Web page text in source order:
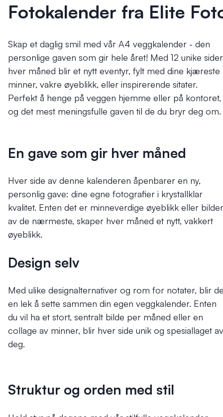
Fotokalender fra Elite
Skap et daglig smil med vår A4 veggkalender - den
personlige gaven som gir hele året! Med 12 unike
hver måned blir et nytt eventyr, fylt med dine kjæreste
minner, vakre øyeblikk, eller inspirerende sitater.
Perfekt å henge på veggen hjemme eller på kontoret,
og det mest meningsfulle gaven til de du bryr deg om.
En gave som gir hver måned
Hver side av denne kalenderen åpenbarer en ny,
personlig gave: dine egne fotografier i krystallklar
kvalitet. Enten det er minneverdige øyeblikk eller bilder
av de nærmeste, skaper hver måned et nytt, vakkert
øyeblikk.
Design selv
Med ulike designalternativer og rom for notater, blir
en lek å sette sammen din egen veggkalender. Enten
du vil ha et stort, sentralt bilde per måned eller en
collage av minner, blir hver side unik og spesiallaget av
deg.
Struktur og orden med stil